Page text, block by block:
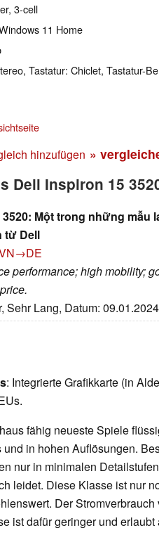
3-cell
11 Home
Tastatur: Chiclet, Tastatur-
hinzufügen »
Dell Inspiron 15
Một trong những mẫu
từ Dell
performance; high mobility;
Sehr Lang, Datum: 09.01.2024
: Integrierte Grafikkarte (in
fähig neueste Spiele
in hohen Auflösungen.
nur in minimalen
leidet. Diese Klasse ist nur
Der Stromverbrauch
ist dafür geringer und